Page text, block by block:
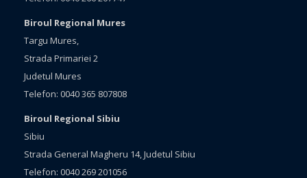
Biroul Regional Mures
Targu Mures,
Strada Primariei 2
Judetul Mures
Telefon: 0040 365 807808
Biroul Regional Sibiu
Sibiu
Strada General Magheru 14, Judetul Sibiu
Telefon: 0040 269 201056